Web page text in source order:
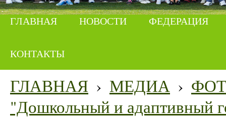
ГЛАВНАЯ НОВОСТИ ФЕДЕРАЦИЯ
КОНТАКТЫ
ГЛАВНАЯ › МЕДИА ›
"Дошкольный и адаптивный